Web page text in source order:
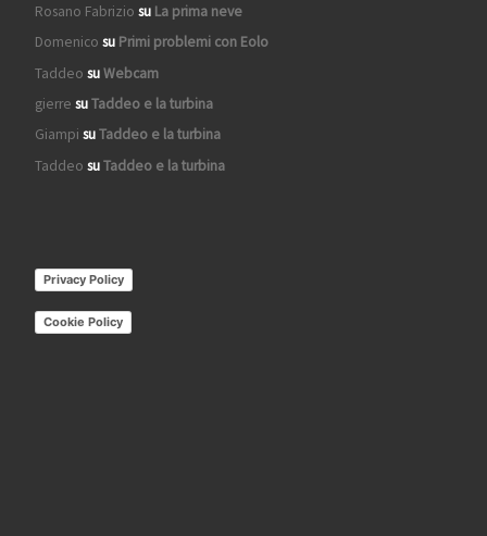
Rosano Fabrizio su La prima neve
Domenico su Primi problemi con Eolo
Taddeo suWebcam
gierre suTaddeo e la turbina
Giampi suTaddeo e la turbina
Taddeo suTaddeo e la turbina
Privacy Policy
Cookie Policy